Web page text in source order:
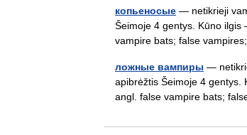
копьеносые — netikrieji
Šeimoje 4 gentys. Kūno
vampire bats; false
ложные вампиры —
apibrėžtis Šeimoje 4 gentys.
angl. false vampire bats;